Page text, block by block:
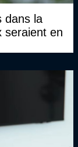
dans la
seraient en